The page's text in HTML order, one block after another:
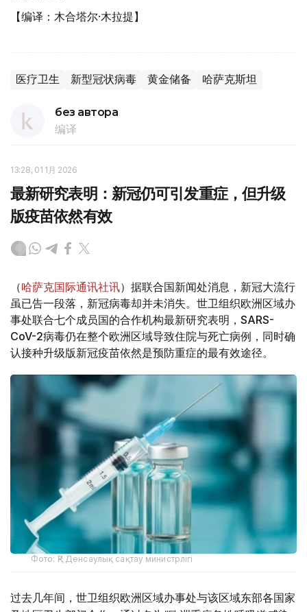
【编译：木合塔尔·木拉提】
医疗卫生 新型冠状病毒 黄金储备 哈萨克斯坦
без автора
编译
13:28, 01 1月 2026
最新研究表明：新冠仍可引发重症，但升级
版疫苗依然有效
（哈萨克国际通讯社讯）据联合国新闻处消息，新冠大流行
虽已告一段落，新冠病毒却并未消失。世卫组织欧洲区域办
事处联合七个成员国的合作机构最新研究表明，SARS-
CoV-2病毒仍在整个欧洲区域导致住院与死亡病例，同时确
认接种升级版新冠疫苗依然是预防重症的最有效途径。
Фото: ҚР Денсаулық сақтау министрлігі
过去几年间，世卫组织欧洲区域办事处与该区域东部各国家